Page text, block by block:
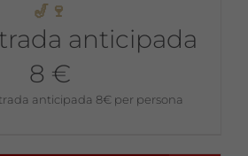
🎷🍷
anticipada
8 €
anticipada 8€ per persona